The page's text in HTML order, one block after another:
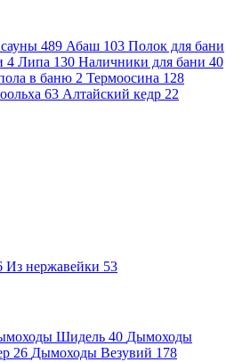
489 Абаш 103 Полок для бани
4 Липа 130 Наличники для бани 40
в баню 2 Термоосина 128
63 Алтайский кедр 22
Из нержавейки 53
Шидель 40 Дымоходы
26 Дымоходы Везувий 178